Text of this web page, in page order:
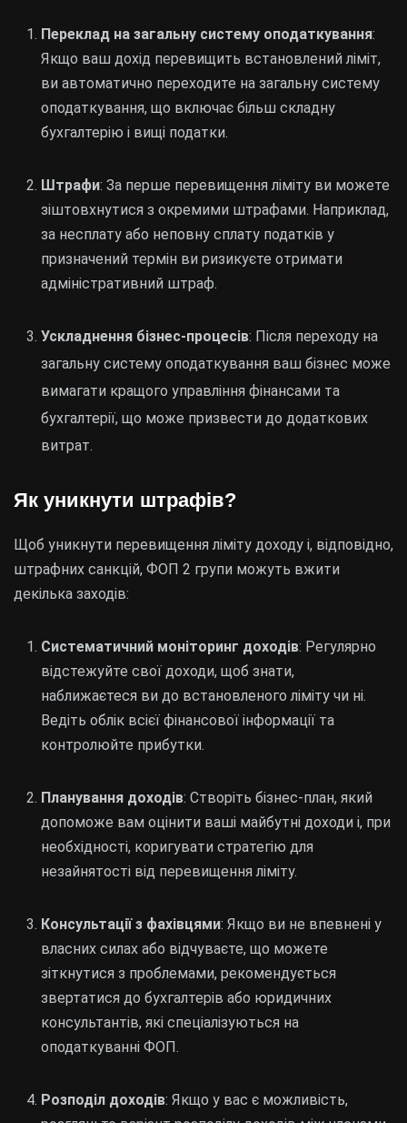
Переклад на загальну систему оподаткування:
Якщо ваш дохід перевищить встановлений ліміт,
ви автоматично переходите на загальну систему
оподаткування, що включає більш складну
бухгалтерію і вищі податки.
Штрафи: За перше перевищення ліміту ви можете
зіштовхнутися з окремими штрафами. Наприклад,
за несплату або неповну сплату податків у
призначений термін ви ризикуєте отримати
адміністративний штраф.
Ускладнення бізнес-процесів: Після переходу на
загальну систему оподаткування ваш бізнес може
вимагати кращого управління фінансами та
бухгалтерії, що може призвести до додаткових
витрат.
Як уникнути штрафів?
Щоб уникнути перевищення ліміту доходу і, відповідно,
штрафних санкцій, ФОП 2 групи можуть вжити
декілька заходів:
Систематичний моніторинг доходів: Регулярно
відстежуйте свої доходи, щоб знати,
наближаєтеся ви до встановленого ліміту чи ні.
Ведіть облік всієї фінансової інформації та
контролюйте прибутки.
Планування доходів: Створіть бізнес-план, який
допоможе вам оцінити ваші майбутні доходи і, при
необхідності, коригувати стратегію для
незайнятості від перевищення ліміту.
Консультації з фахівцями: Якщо ви не впевнені у
власних силах або відчуваєте, що можете
зіткнутися з проблемами, рекомендується
звертатися до бухгалтерів або юридичних
консультантів, які спеціалізуються на
оподаткуванні ФОП.
Розподіл доходів: Якщо у вас є можливість,